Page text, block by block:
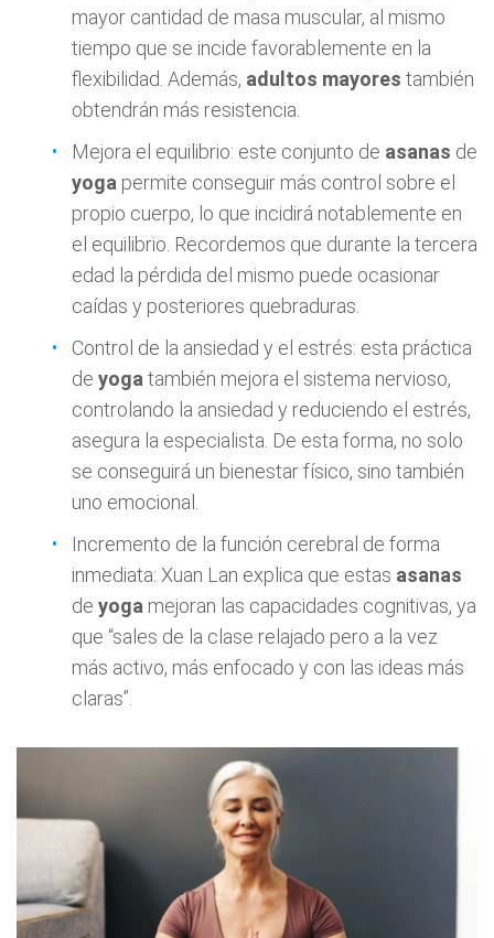
mayor cantidad de masa muscular, al mismo
tiempo que se incide favorablemente en la
flexibilidad. Además, adultos mayores también
obtendrán más resistencia.
Mejora el equilibrio: este conjunto de asanas de
yoga permite conseguir más control sobre el
propio cuerpo, lo que incidirá notablemente en
el equilibrio. Recordemos que durante la tercera
edad la pérdida del mismo puede ocasionar
caídas y posteriores quebraduras.
Control de la ansiedad y el estrés: esta práctica
de yoga también mejora el sistema nervioso,
controlando la ansiedad y reduciendo el estrés,
asegura la especialista. De esta forma, no solo
se conseguirá un bienestar físico, sino también
uno emocional.
Incremento de la función cerebral de forma
inmediata: Xuan Lan explica que estas asanas
de yoga mejoran las capacidades cognitivas, ya
que “sales de la clase relajado pero a la vez
más activo, más enfocado y con las ideas más
claras”.